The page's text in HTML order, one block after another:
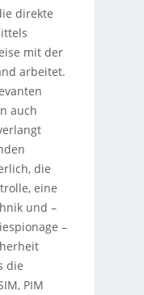
direkte
mit der
arbeitet.
auch
die
eine
und –
–
die
PIM